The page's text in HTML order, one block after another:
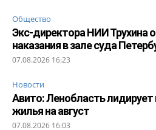
Общество
Экс-директора НИИ Трухина
наказания в зале суда
07.08.2026 16:23
Новости
Авито: Ленобласть
жилья на август
07.08.2026 16:03